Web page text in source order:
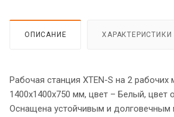
ОПИСАНИЕ ХАРАКТЕРИСТИКИ
Рабочая станция XTEN-S на 2 рабочих
1400х1400х750 мм, цвет – Белый, цвет
Оснащена устойчивым и долговечным